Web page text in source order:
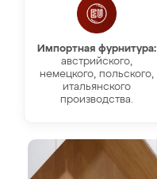
Импортная фурнитура:
австрийского,
немецкого, польского,
итальянского
производства.